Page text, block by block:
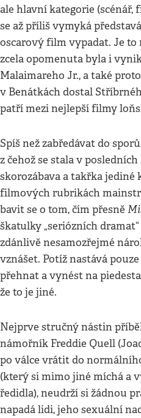
ale hlavní kategorie (scénář,
se až příliš vymyká
oscarový film vypadat. Je to
zcela opomenuta byla i
Malaimareho Jr., a také
v Benátkách dostal
patří mezi nejlepší filmy
Spíš než zabředávat do
z čehož se stala v
skorozábava a takřka
filmových rubrikách
bavit se o tom, čím přesně
škatulky „seriózních
zdánlivě nesamozřejmé
vznášet. Potíž nastává
přehnat a vynést na
že to je jiné.
Nejprve stručný nástin
námořník Freddie Quell
po válce vrátit do
(který si mimo jiné míchá a
ředidla), neudrží si žádnou
napadá lidi, jeho sexuální